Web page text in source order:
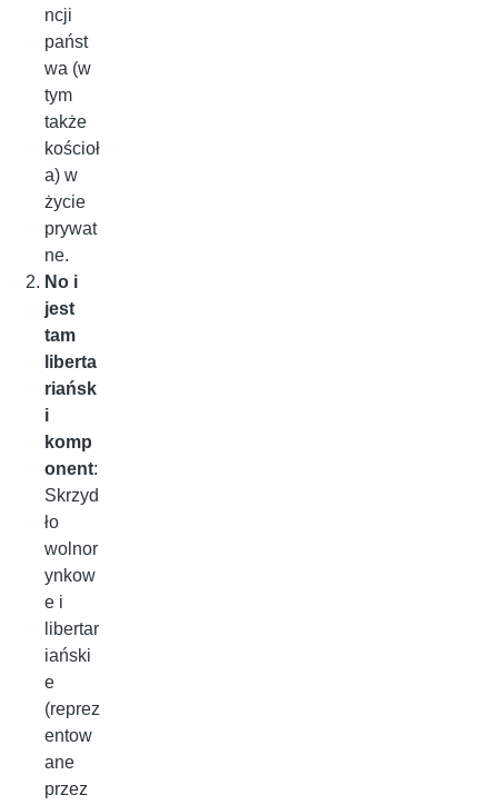
ncji
państ
wa (w
tym
także
kościoł
a) w
życie
prywat
ne.
No i
jest
tam
liberta
riańsk
i
komp
onent:
Skrzyd
ło
wolnor
ynkow
e i
libertar
iański
e
(reprez
entow
ane
przez